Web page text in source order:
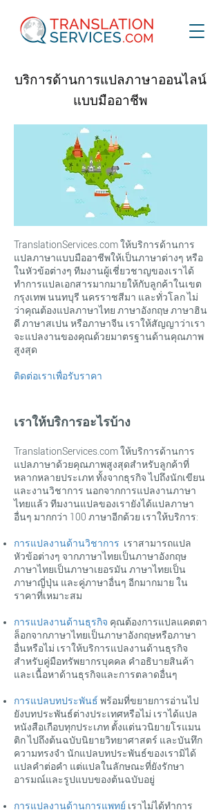
บริการด้านการแปลภาษาออนไลน์
แบบมืออาชีพ
TranslationServices.com ให้บริการด้านการ
แปลภาษาแบบมืออาชีพให้เป็นภาษาต่างๆ หรือ
ในหัวข้อต่างๆ ทีมงานผู้เชี่ยวชาญของเราได้
ทำการแปลเอกสารมากมายให้กับลูกค้าในเขต
กรุงเทพ นนทบุรี นครราชสีมา และทั่วโลก ไม่
ว่าคุณต้องแปลภาษาไทย ภาษาอังกฤษ ภาษาฮิน
ดี ภาษาสเปน หรือภาษาจีน เราให้สัญญาว่าเรา
จะแปลงานของคุณด้วยมาตรฐานด้านคุณภาพ
สูงสุด
ติดต่อเราเพื่อรับราคา
เราให้บริการอะไรบ้าง
TranslationServices.com ให้บริการด้านการ
แปลภาษาด้วยคุณภาพสูงสุดสำหรับลูกค้าที่
หลากหลายประเภท ทั้งจากธุรกิจ ไปถึงนักเขียน
และงานวิชาการ นอกจากการแปลงานภาษา
ไทยแล้ว ทีมงานแปลของเรายังได้แปลภาษา
อื่นๆ มากกว่า 100 ภาษาอีกด้วย เราให้บริการ:
การแปลงานด้านวิชาการ เราสามารถแปล
หัวข้อต่างๆ จากภาษาไทยเป็นภาษาอังกฤษ
ภาษาไทยเป็นภาษาเยอรมัน ภาษาไทยเป็น
ภาษาญี่ปุ่น และคู่ภาษาอื่นๆ อีกมากมาย ใน
ราคาที่เหมาะสม
การแปลงานด้านธุรกิจ คุณต้องการแปลแคตตา
ล็อกจากภาษาไทยเป็นภาษาอังกฤษหรือภาษา
อื่นหรือไม่ เราให้บริการแปลงานด้านธุรกิจ
สำหรับคู่มือทรัพยากรบุคคล คำอธิบายสินค้า
และเนื้อหาด้านธุรกิจและการตลาดอื่นๆ
การแปลบทประพันธ์ พร้อมที่ขยายการอ่านไป
ยังบทประพันธ์ต่างประเทศหรือไม่ เราได้แปล
หนังสือเกือบทุกประเภท ตั้งแต่นวนิยายโรแมน
ติก ไปถึงต้นฉบับนิยายวิทยาศาสตร์ และบันทึก
ความทรงจำ นักแปลบทประพันธ์ของเรามิได้
แปลคำต่อคำ แต่แปลในลักษณะที่ยังรักษา
อารมณ์และรูปแบบของต้นฉบับอยู่
การแปลงานด้านการแพทย์ เราไม่ได้ทำการ